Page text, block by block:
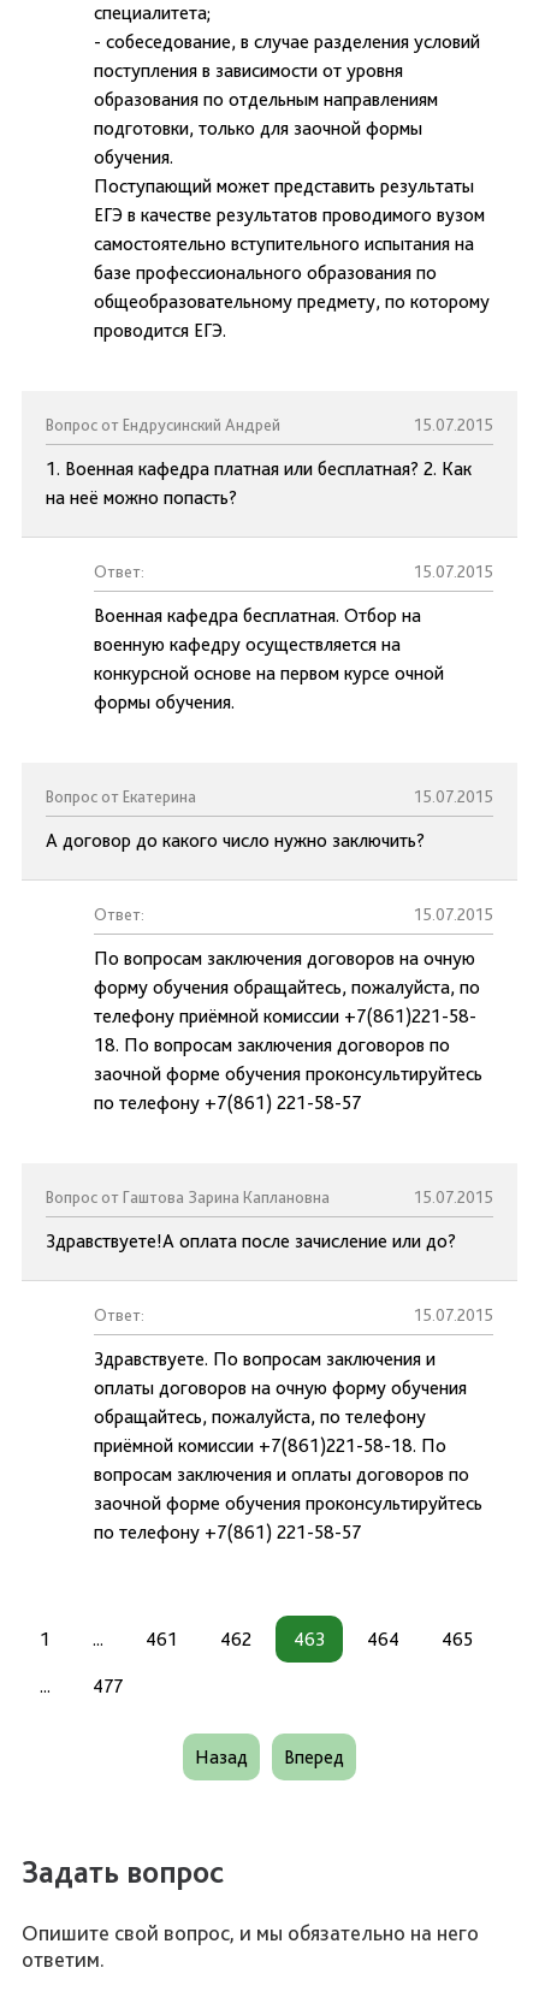
специалитета;
- собеседование, в случае разделения условий
поступления в зависимости от уровня
образования по отдельным направлениям
подготовки, только для заочной формы
обучения.
Поступающий может представить результаты
ЕГЭ в качестве результатов проводимого вузом
самостоятельно вступительного испытания на
базе профессионального образования по
общеобразовательному предмету, по которому
проводится ЕГЭ.
Вопрос от Ендрусинский Андрей 15.07.2015
1. Военная кафедра платная или бесплатная? 2. Как
на неё можно попасть?
Ответ: 15.07.2015
Военная кафедра бесплатная. Отбор на
военную кафедру осуществляется на
конкурсной основе на первом курсе очной
формы обучения.
Вопрос от Екатерина 15.07.2015
А договор до какого число нужно заключить?
Ответ: 15.07.2015
По вопросам заключения договоров на очную
форму обучения обращайтесь, пожалуйста, по
телефону приёмной комиссии +7(861)221-58-
18. По вопросам заключения договоров по
заочной форме обучения проконсультируйтесь
по телефону +7(861) 221-58-57
Вопрос от Гаштова Зарина Каплановна 15.07.2015
Здравствуете!А оплата после зачисление или до?
Ответ: 15.07.2015
Здравствуете. По вопросам заключения и
оплаты договоров на очную форму обучения
обращайтесь, пожалуйста, по телефону
приёмной комиссии +7(861)221-58-18. По
вопросам заключения и оплаты договоров по
заочной форме обучения проконсультируйтесь
по телефону +7(861) 221-58-57
1 ... 461 462 463 464 465
... 477
Назад Вперед
Задать вопрос
Опишите свой вопрос, и мы обязательно на него
ответим.